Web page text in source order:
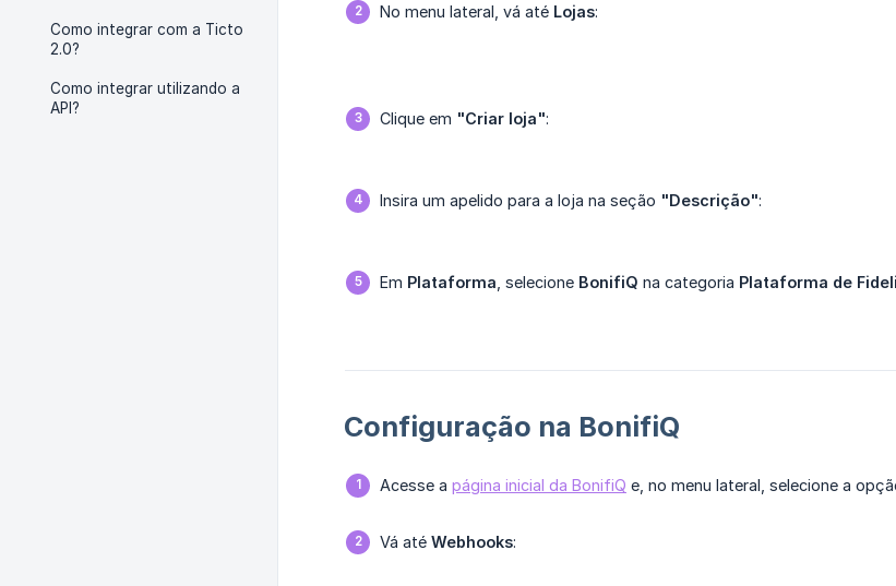
Como integrar com a Ticto
2.0?
Como integrar utilizando a
API?
No menu lateral, vá até Lojas:
Clique em "Criar loja":
Insira um apelido para a loja na seção "Descrição":
Em Plataforma , selecione BonifiQ na categoria Plataforma de
Configuração na BonifiQ
Acesse a página inicial da BonifiQ e, no menu lateral, selecione a
Vá até Webhooks: